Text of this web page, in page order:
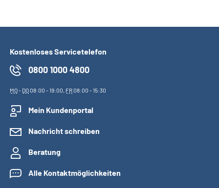
Kostenloses Servicetelefon
0800 1000 4800
MO- DO08:00 - 19:00, FR08:00 - 15:30
Mein Kundenportal
Nachricht schreiben
Beratung
Alle Kontaktmöglichkeiten